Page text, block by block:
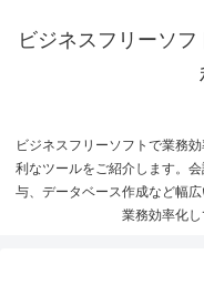
ビジネスフリーソ
ビジネスフリーソフトで業務
利なツールをご紹介します。
与、データベース作成など幅
業務効率化し